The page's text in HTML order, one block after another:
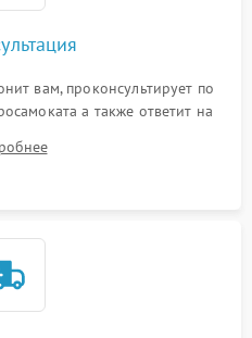
вам, проконсультирует по
а также ответит на